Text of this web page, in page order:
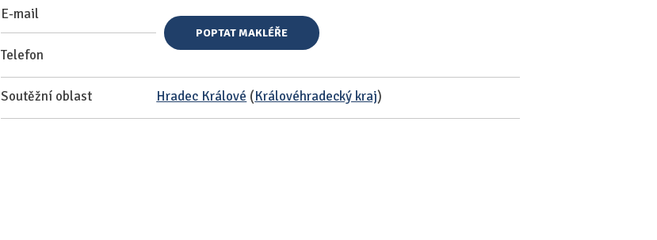
E-mail
Telefon
POPTAT MAKLÉŘE
Soutěžní oblast Hradec Králové (Královéhradecký kraj)